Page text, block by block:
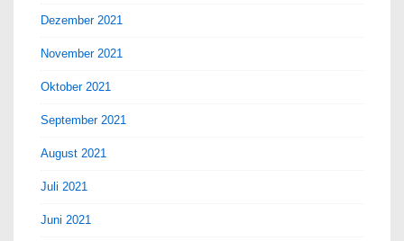
Dezember 2021
November 2021
Oktober 2021
September 2021
August 2021
Juli 2021
Juni 2021